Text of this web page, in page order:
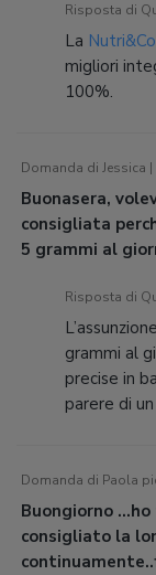
Risposta di
La
migliori
100%.
Domanda di Jessica
Buonasera,
consigliata
5 grammi al
Risposta di
grammi al
precise in
parere di
Domanda di Paola
Buongiorno
consigliato la